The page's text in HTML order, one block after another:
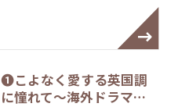
❶こよなく愛する英国調
に憧れて～海外ドラマ…